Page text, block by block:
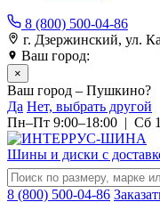
8 (800) 500-04-86
г. Дзержинский, ул.
Ваш город:
×
Ваш город – Пушкино?
Да Нет, выбрать другой
Пн–Пт 9:00–18:00 | Сб
Шины и диски с
8 (800) 500-04-86